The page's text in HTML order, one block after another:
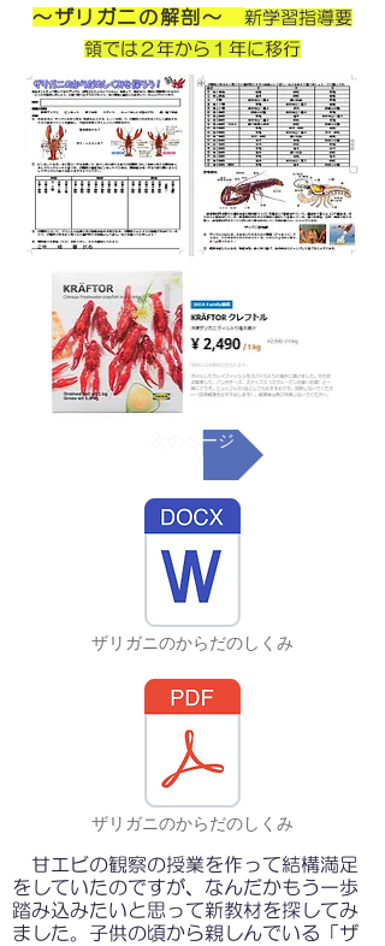
～ザリガニの解剖～ 新学習指導要
領では２年から１年に移行
次のページ
ザリガニのからだのしくみ
ザリガニのからだのしくみ
甘エビの観察の授業を作って結構満足
をしていたのですが、なんだかもう一歩
踏み込みたいと思って新教材を探してみ
ました。子供の頃から親しんでいる「ザ